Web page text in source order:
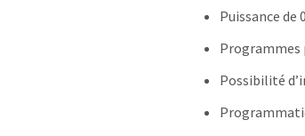
Puissance de
Possibilité